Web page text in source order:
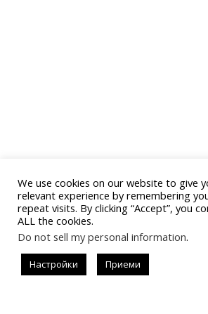
We use cookies on our website to give
relevant experience by remembering
repeat visits. By clicking “Accept”, you
ALL the cookies.
Do not sell my personal information.
Настройки Приеми